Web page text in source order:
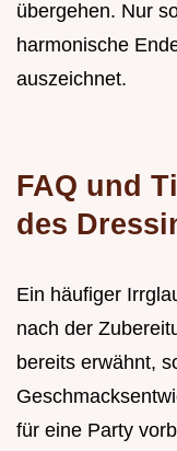
übergehen. Nur
harmonische
auszeichnet.
FAQ und
des
Ein häufiger
nach der
bereits erwähnt,
für eine Party